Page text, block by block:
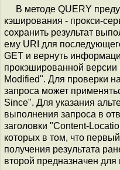
В методе QUERY
кэширования - прокси-
сохранить результат
ему URI для
GET и вернуть
прокэшированной версии
Modified". Для проверки
запроса может
Since". Для указания
выполнения запроса в
заголовки "Content-
которых в том, что
получения результата
второй предназначен